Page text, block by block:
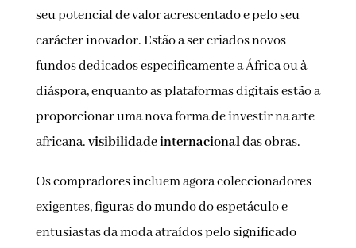
seu potencial de valor acrescentado e pelo seu
carácter inovador. Estão a ser criados novos
fundos dedicados especificamente a África ou à
diáspora, enquanto as plataformas digitais estão a
proporcionar uma nova forma de investir na arte
africana.visibilidade internacionaldas obras.
Os compradores incluem agora coleccionadores
exigentes, figuras do mundo do espetáculo e
entusiastas da moda atraídos pelo significado